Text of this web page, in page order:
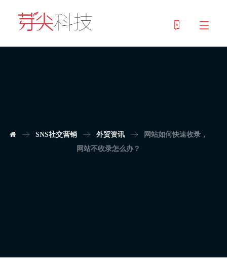
SNS社交营销 外贸资讯
网站如何快速收录，
网站不收录怎么办？